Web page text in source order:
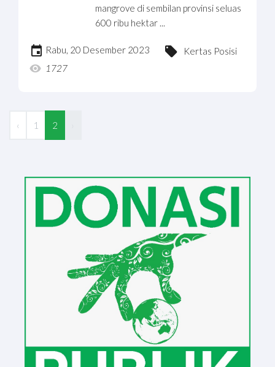
mangrove di sembilan provinsi seluas
600 ribu hektar ...
Rabu, 20 Desember 2023
Kertas Posisi
1727
‹ 1 2